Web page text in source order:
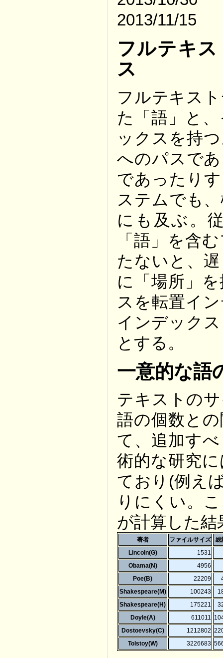
2013/11/15
フルテキ
ス
フルテキス
た「語」と
ックスを持
へのパスで
であったり
ステムでも
にも及ぶ。
「語」を含
たないと、
に「場所」
スを転置イ
インデック
とする。
一意的な語
テキストの
語の個数と
て、追加す
術的な研究
ており(例え
りにくい。
が計算した結
著者 ファイルサイズ
総
Lincoln(G)
1531
Obama(N)
4956
Poe(B)
22209
Shakespeare(M)
100243
Shakespeare(H)
175221
Doyle(A)
611011
Dostoevsky(C)
1212802
Tolstoy(W)
3226683